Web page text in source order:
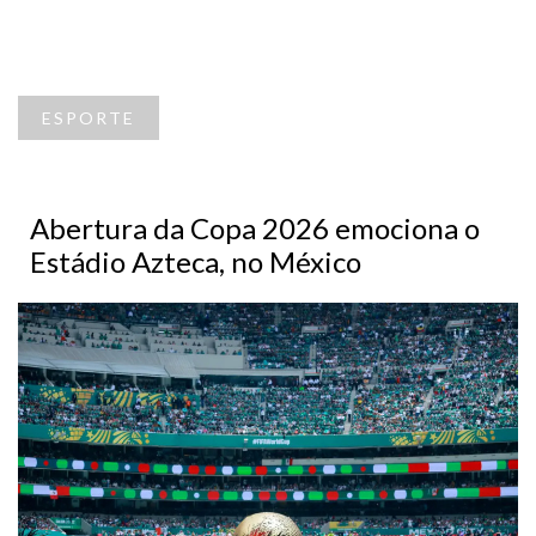
ESPORTE
Abertura da Copa 2026 emociona o
Estádio Azteca, no México